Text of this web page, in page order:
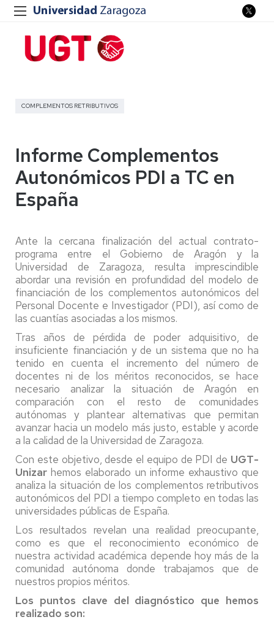
COMPLEMENTOS RETRIBUTIVOS
Informe Complementos
Autonómicos PDI a TC en
España
Ante la cercana finalización del actual contrato-
programa entre el Gobierno de Aragón y la
Universidad de Zaragoza, resulta imprescindible
abordar una revisión en profundidad del modelo de
financiación de los complementos autonómicos del
Personal Docente e Investigador (PDI), así como de
las cuantías asociadas a los mismos.
Tras años de pérdida de poder adquisitivo, de
insuficiente financiación y de un sistema que no ha
tenido en cuenta el incremento del número de
docentes ni de los méritos reconocidos, se hace
necesario analizar la situación de Aragón en
comparación con el resto de comunidades
autónomas y plantear alternativas que permitan
avanzar hacia un modelo más justo, estable y acorde
a la calidad de la Universidad de Zaragoza.
Con este objetivo, desde el equipo de PDI de UGT-
Unizar hemos elaborado un informe exhaustivo que
analiza la situación de los complementos retributivos
autonómicos del PDI a tiempo completo en todas las
universidades públicas de España.
Los resultados revelan una realidad preocupante,
como es que el reconocimiento económico de
nuestra actividad académica depende hoy más de la
comunidad autónoma donde trabajamos que de
nuestros propios méritos.
Los puntos clave del diagnóstico que hemos
realizado son: